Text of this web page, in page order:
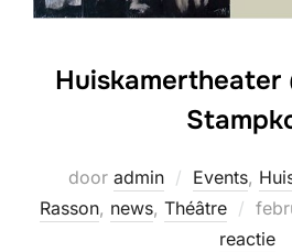
Huiskamertheater
door admin Events,
Rasson, news, Théâtre
op
reactie